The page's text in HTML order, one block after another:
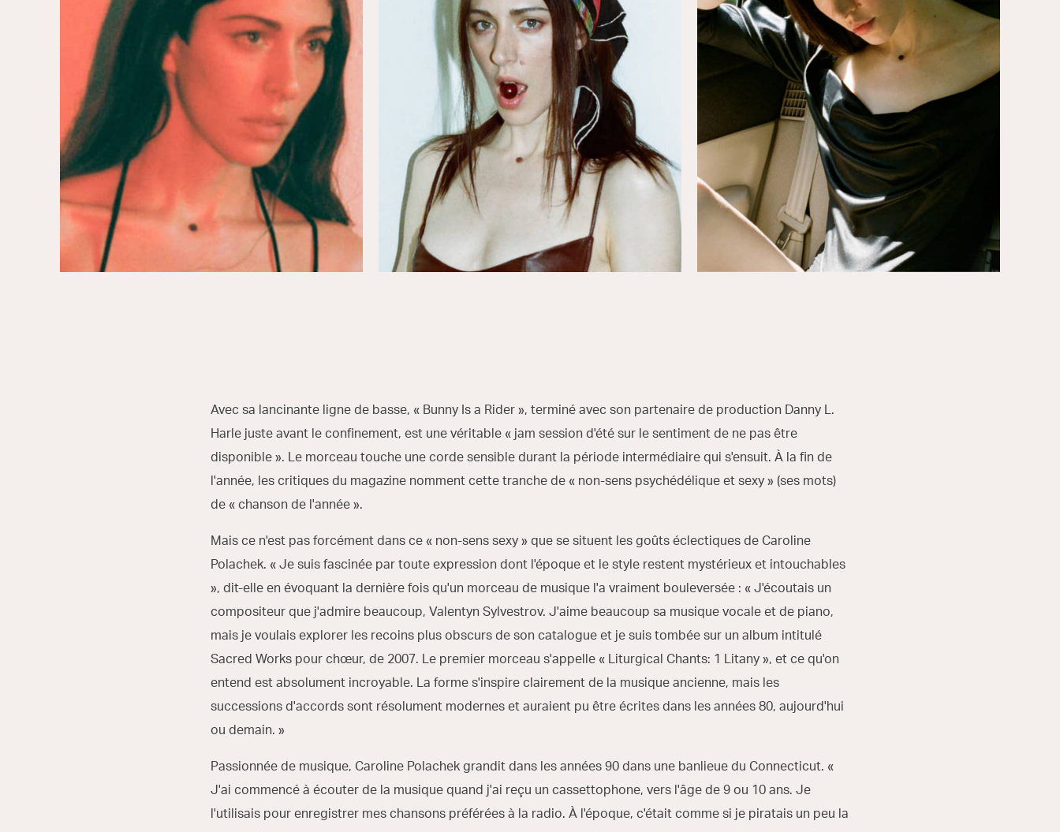
Avec sa lancinante ligne de basse, « Bunny Is a Rider », terminé avec son partenaire de production Danny L.
Harle juste avant le confinement, est une véritable « jam session d'été sur le sentiment de ne pas être
disponible ». Le morceau touche une corde sensible durant la période intermédiaire qui s'ensuit. À la fin de
l'année, les critiques du magazine nomment cette tranche de « non-sens psychédélique et sexy » (ses mots)
de « chanson de l'année ».
Mais ce n'est pas forcément dans ce « non-sens sexy » que se situent les goûts éclectiques de Caroline
Polachek. « Je suis fascinée par toute expression dont l'époque et le style restent mystérieux et intouchables
», dit-elle en évoquant la dernière fois qu'un morceau de musique l'a vraiment bouleversée : « J'écoutais un
compositeur que j'admire beaucoup, Valentyn Sylvestrov. J'aime beaucoup sa musique vocale et de piano,
mais je voulais explorer les recoins plus obscurs de son catalogue et je suis tombée sur un album intitulé
Sacred Works pour chœur, de 2007. Le premier morceau s'appelle « Liturgical Chants: 1 Litany », et ce qu'on
entend est absolument incroyable. La forme s'inspire clairement de la musique ancienne, mais les
successions d'accords sont résolument modernes et auraient pu être écrites dans les années 80, aujourd'hui
ou demain. »
Passionnée de musique, Caroline Polachek grandit dans les années 90 dans une banlieue du Connecticut. «
J'ai commencé à écouter de la musique quand j'ai reçu un cassettophone, vers l'âge de 9 ou 10 ans. Je
l'utilisais pour enregistrer mes chansons préférées à la radio. À l'époque, c'était comme si je piratais un peu la